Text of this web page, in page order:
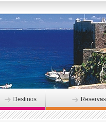
Destinos Reservas